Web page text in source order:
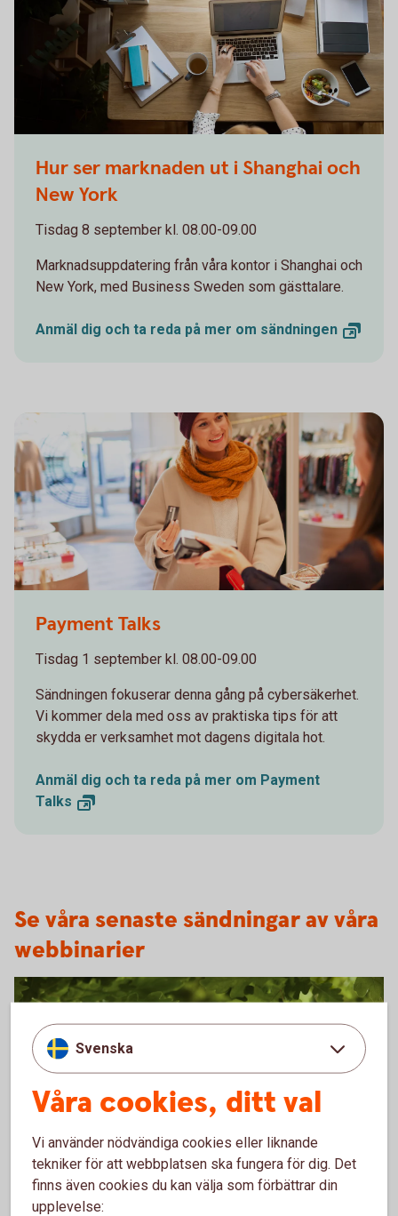
Hur ser marknaden ut i Shanghai och
New York
Tisdag 8 september kl. 08.00-09.00
Marknadsuppdatering från våra kontor i Shanghai och
New York, med Business Sweden som gästtalare.
Anmäl dig och ta reda på mer om sändningen
Payment Talks
Tisdag 1 september kl. 08.00-09.00
Sändningen fokuserar denna gång på cybersäkerhet.
Vi kommer dela med oss av praktiska tips för att
skydda er verksamhet mot dagens digitala hot.
Anmäl dig och ta reda på mer om Payment
Talks
Se våra senaste sändningar av våra
webbinarier
Oakleaves 0544
Ekonomiska läget - vecka 25
Svenska
Våra cookies, ditt val
Vi använder nödvändiga cookies eller liknande
tekniker för att webbplatsen ska fungera för dig. Det
finns även cookies du kan välja som förbättrar din
upplevelse: